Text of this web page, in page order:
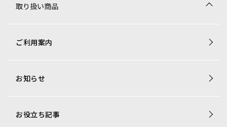
取り扱い商品
商品一覧
トレカ用ショーケース・消耗品
オリジナル商品一覧
ご利用案内
お知らせ
お役立ち記事